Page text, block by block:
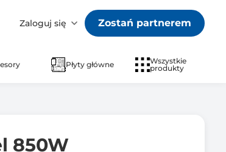
Zaloguj się Zostań partnerem
Płyty główne
Wszystkie
produkty
850W